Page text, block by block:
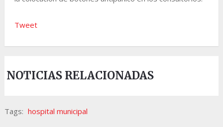
Tweet
NOTICIAS RELACIONADAS
Tags: hospital municipal